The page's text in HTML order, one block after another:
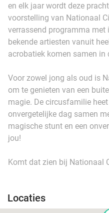
en elk jaar wordt deze
voorstelling van Nationaal
verrassend programma met
bekende artiesten vanuit
acrobatiek komen samen in
Voor zowel jong als oud is
om te genieten van een
magie. De circusfamilie
onvergetelijke dag samen
magische stunt en een
jou!
Komt dat zien bij Nationaal
Locaties